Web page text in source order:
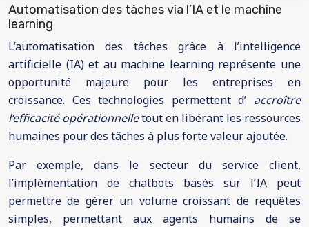
Automatisation des tâches via l’IA et le machine
learning
L’automatisation des tâches grâce à l’intelligence
artificielle (IA) et au machine learning représente une
opportunité majeure pour les entreprises en
croissance. Ces technologies permettent d’ accroître
l’efficacité opérationnelletout en libérant les ressources
humaines pour des tâches à plus forte valeur ajoutée.
Par exemple, dans le secteur du service client,
l’implémentation de chatbots basés sur l’IA peut
permettre de gérer un volume croissant de requêtes
simples, permettant aux agents humains de se